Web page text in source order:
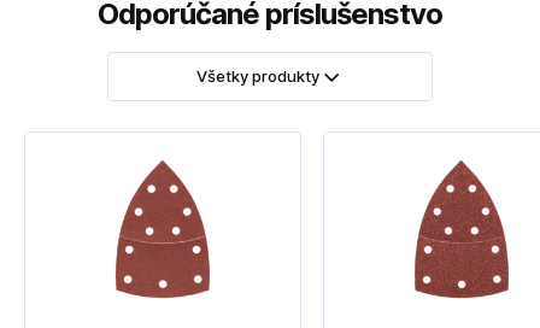
Odporúčané príslušenstvo
Všetky produkty